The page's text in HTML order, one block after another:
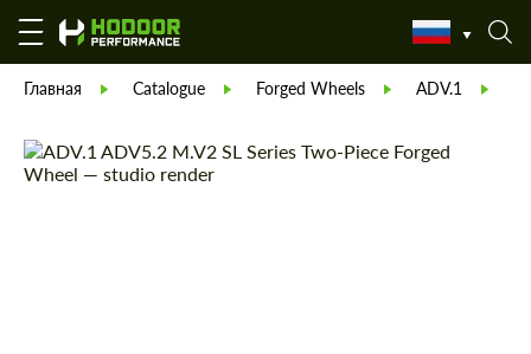
Главная Catalogue Forged Wheels ADV.1